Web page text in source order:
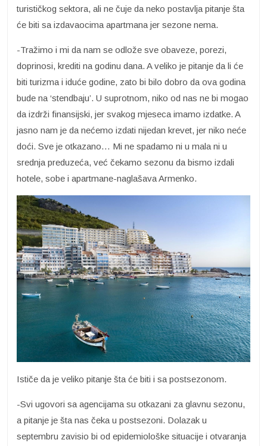
turističkog sektora, ali ne čuje da neko postavlja pitanje šta
će biti sa izdavaocima apartmana jer sezone nema.
-Tražimo i mi da nam se odlože sve obaveze, porezi,
doprinosi, krediti na godinu dana. A veliko je pitanje da li će
biti turizma i iduće godine, zato bi bilo dobro da ova godina
bude na ‘stendbaju’. U suprotnom, niko od nas ne bi mogao
da izdrži finansijski, jer svakog mjeseca imamo izdatke. A
jasno nam je da nećemo izdati nijedan krevet, jer niko neće
doći. Sve je otkazano… Mi ne spadamo ni u mala ni u
srednja preduzeća, već čekamo sezonu da bismo izdali
hotele, sobe i apartmane-naglašava Armenko.
Ističe da je veliko pitanje šta će biti i sa postsezonom.
-Svi ugovori sa agencijama su otkazani za glavnu sezonu,
a pitanje je šta nas čeka u postsezoni. Dolazak u
septembru zavisio bi od epidemiološke situacije i otvaranja